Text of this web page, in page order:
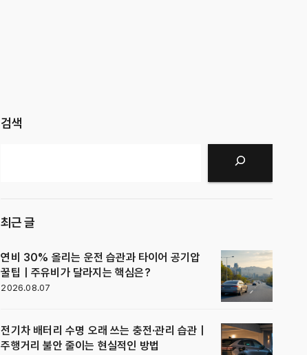
검색
최근 글
연비 30% 올리는 운전 습관과 타이어 공기압
꿀팁｜주유비가 달라지는 핵심은?
2026.08.07
전기차 배터리 수명 오래 쓰는 충전·관리 습관｜
주행거리 불안 줄이는 현실적인 방법